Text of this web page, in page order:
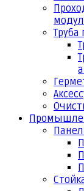
Труба